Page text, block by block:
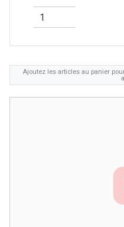
Ajoutez les articles au panier